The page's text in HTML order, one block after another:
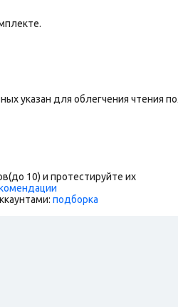
указан для облегчения чтения
10) и протестируйте их
подборка